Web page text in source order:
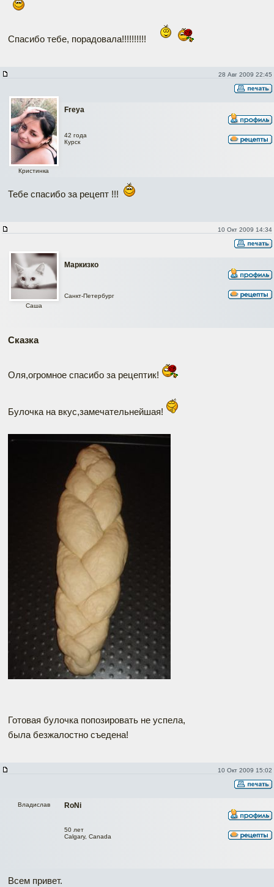
Спасибо тебе, порадовала!!!!!!!!!!
28 Авг 2009 22:45
Freya
Кристинка
42 года
Курск
Тебе спасибо за рецепт !!!
10 Окт 2009 14:34
Маркизко
Саша
Санкт-Петербург
Сказка
Оля,огромное спасибо за рецептик!
Булочка на вкус,замечательнейшая!
Готовая булочка попозировать не успела,
была безжалостно съедена!
10 Окт 2009 15:02
RoNi
Владислав
50 лет
Calgary, Canada
Всем привет.